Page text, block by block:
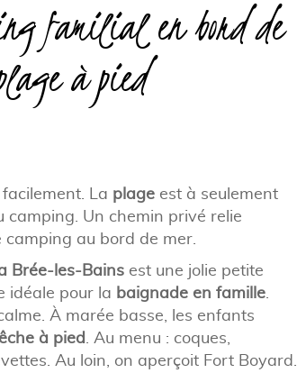
familial en bord de
à pied
La plageest à seulement
camping. Un chemin privé relie
camping au bord de mer.
Brée-les-Bains est une jolie petite
idéale pour la baignade en famille.
À marée basse, les enfants
à pied. Au menu : coques,
Au loin, on aperçoit Fort Boyard.